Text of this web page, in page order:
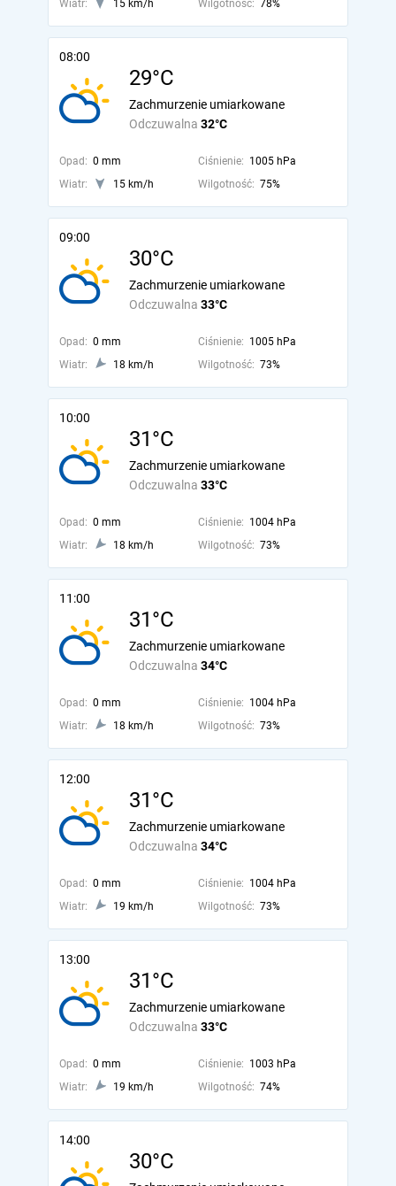
Wiatr: 15 km/h Wilgotność: 78%
08:00
29°C
Odczuwalna 32°C
Zachmurzenie umiarkowane
Opad: 0 mm Ciśnienie: 1005 hPa
Wiatr:
15 km/h Wilgotność: 75%
09:00
30°C
Odczuwalna 33°C
Zachmurzenie umiarkowane
Opad: 0 mm Ciśnienie: 1005 hPa
Wiatr:
18 km/h Wilgotność: 73%
10:00
31°C
Odczuwalna 33°C
Zachmurzenie umiarkowane
Opad: 0 mm Ciśnienie: 1004 hPa
Wiatr:
18 km/h Wilgotność: 73%
11:00
31°C
Odczuwalna 34°C
Zachmurzenie umiarkowane
Opad: 0 mm Ciśnienie: 1004 hPa
Wiatr:
18 km/h Wilgotność: 73%
12:00
31°C
Odczuwalna 34°C
Zachmurzenie umiarkowane
Opad: 0 mm Ciśnienie: 1004 hPa
Wiatr:
19 km/h Wilgotność: 73%
13:00
31°C
Odczuwalna 33°C
Zachmurzenie umiarkowane
Opad: 0 mm Ciśnienie: 1003 hPa
Wiatr:
19 km/h Wilgotność: 74%
14:00
30°C